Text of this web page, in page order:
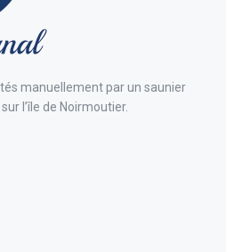
manuellement par un saunier
l’île de Noirmoutier.